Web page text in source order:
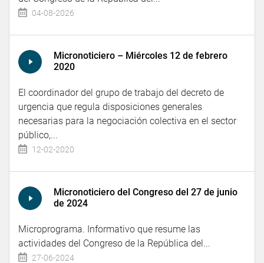
04-08-2026
Micronoticiero – Miércoles 12 de febrero
2020
El coordinador del grupo de trabajo del decreto de
urgencia que regula disposiciones generales
necesarias para la negociación colectiva en el sector
público,...
12-02-2020
Micronoticiero del Congreso del 27 de junio
de 2024
Microprograma. Informativo que resume las
actividades del Congreso de la República del...
27-06-2024